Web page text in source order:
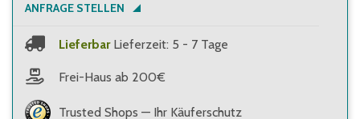
ANFRAGE STELLEN
Lieferbar Lieferzeit: 5 - 7 Tage
Frei-Haus ab 200€
Trusted Shops — Ihr Käuferschutz